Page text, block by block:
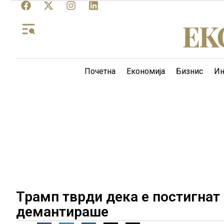
Почетна Економија Бизнис
Трамп тврди дека е
демантираше